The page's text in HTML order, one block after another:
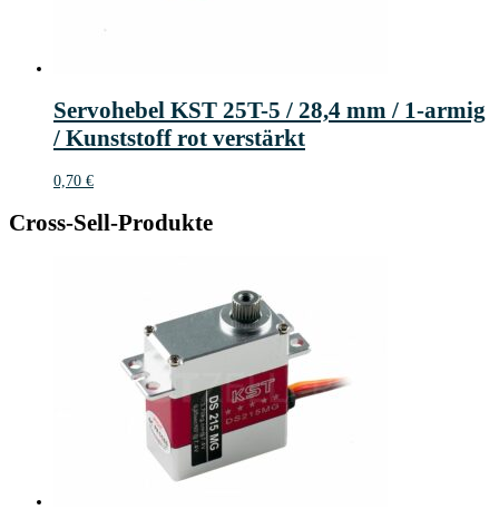
Servohebel KST 25T-5 / 28,4 mm / 1-armig
/ Kunststoff rot verstärkt
0,70 €
Cross-Sell-Produkte